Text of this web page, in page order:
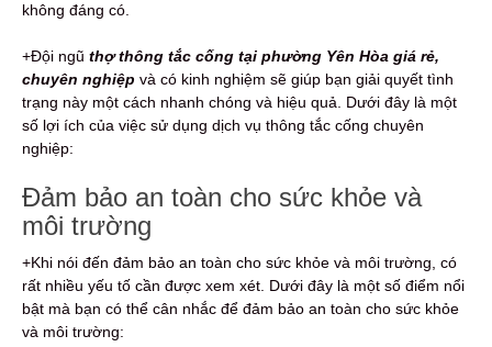
không đáng có.
+Đội ngũ thợ thông tắc cống tại phường Yên Hòa giá rẻ,
chuyên nghiệp và có kinh nghiệm sẽ giúp bạn giải quyết tình
trạng này một cách nhanh chóng và hiệu quả. Dưới đây là một
số lợi ích của việc sử dụng dịch vụ thông tắc cống chuyên
nghiệp:
Đảm bảo an toàn cho sức khỏe và
môi trường
+Khi nói đến đảm bảo an toàn cho sức khỏe và môi trường, có
rất nhiều yếu tố cần được xem xét. Dưới đây là một số điểm nổi
bật mà bạn có thể cân nhắc để đảm bảo an toàn cho sức khỏe
và môi trường: